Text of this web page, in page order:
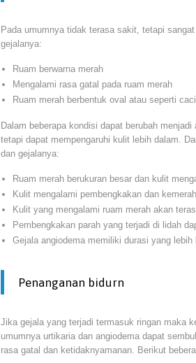
Pada umumnya tidak terasa sakit, tetapi
gejalanya:
Ruam berwarna merah
Mengalami rasa gatal pada ruam merah
Ruam merah berbentuk oval atau seperti
Dalam beberapa kondisi dapat berubah
tetapi dapat mempengaruhi kulit lebih dalam.
dan gejalanya:
Ruam merah berukuran besar dan kulit
Kulit mengalami pembengkakan dan
Kulit yang mengalami ruam merah akan
Pembengkakan parah yang terjadi di lidah
Gejala angiodema memiliki durasi yang
Penanganan bidurn
Jika gejala yang terjadi termasuk ringan maka
umumnya urtikaria dan angiodema dapat
rasa gatal dan ketidaknyamanan. Berikut